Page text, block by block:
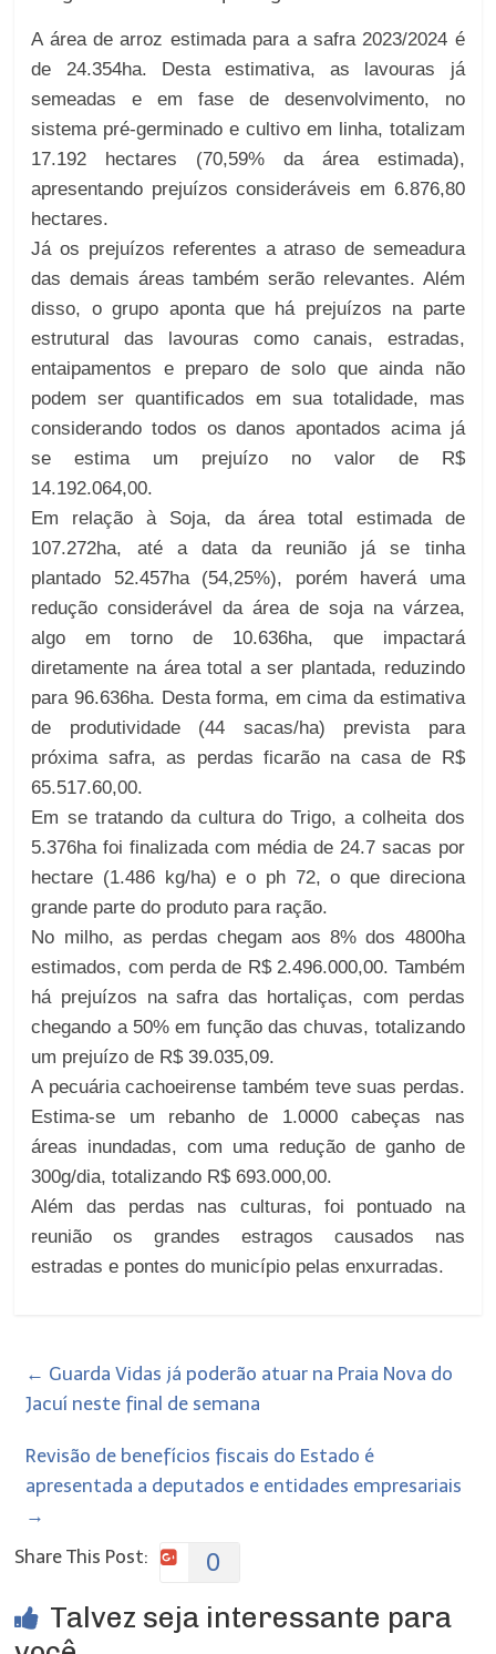
A área de arroz estimada para a safra 2023/2024 é
de 24.354ha. Desta estimativa, as lavouras já
semeadas e em fase de desenvolvimento, no
sistema pré-germinado e cultivo em linha, totalizam
17.192 hectares (70,59% da área estimada),
apresentando prejuízos consideráveis em 6.876,80
hectares.
Já os prejuízos referentes a atraso de semeadura
das demais áreas também serão relevantes. Além
disso, o grupo aponta que há prejuízos na parte
estrutural das lavouras como canais, estradas,
entaipamentos e preparo de solo que ainda não
podem ser quantificados em sua totalidade, mas
considerando todos os danos apontados acima já
se estima um prejuízo no valor de R$
14.192.064,00.
Em relação à Soja, da área total estimada de
107.272ha, até a data da reunião já se tinha
plantado 52.457ha (54,25%), porém haverá uma
redução considerável da área de soja na várzea,
algo em torno de 10.636ha, que impactará
diretamente na área total a ser plantada, reduzindo
para 96.636ha. Desta forma, em cima da estimativa
de produtividade (44 sacas/ha) prevista para
próxima safra, as perdas ficarão na casa de R$
65.517.60,00.
Em se tratando da cultura do Trigo, a colheita dos
5.376ha foi finalizada com média de 24.7 sacas por
hectare (1.486 kg/ha) e o ph 72, o que direciona
grande parte do produto para ração.
No milho, as perdas chegam aos 8% dos 4800ha
estimados, com perda de R$ 2.496.000,00. Também
há prejuízos na safra das hortaliças, com perdas
chegando a 50% em função das chuvas, totalizando
um prejuízo de R$ 39.035,09.
A pecuária cachoeirense também teve suas perdas.
Estima-se um rebanho de 1.0000 cabeças nas
áreas inundadas, com uma redução de ganho de
300g/dia, totalizando R$ 693.000,00.
Além das perdas nas culturas, foi pontuado na
reunião os grandes estragos causados nas
estradas e pontes do município pelas enxurradas.
← Guarda Vidas já poderão atuar na Praia Nova do
Jacuí neste final de semana
Revisão de benefícios fiscais do Estado é
apresentada a deputados e entidades empresariais
→
Share This Post:
0
Talvez seja interessante para